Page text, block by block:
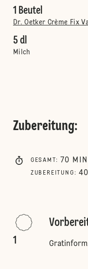
1 Beutel
Dr. Oetker Crème Fix
5 dl
Milch
Zubereitung:
GESAMT : 70 MIN
ZUBEREITUNG : 40
1